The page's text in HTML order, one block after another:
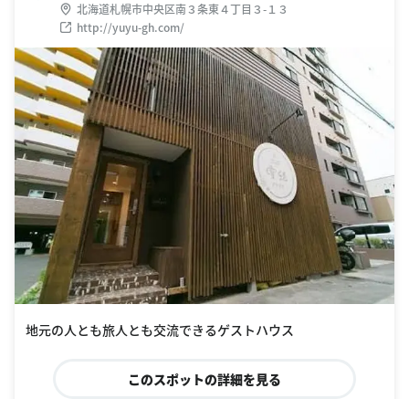
北海道札幌市中央区南３条東４丁目３-１３
http://yuyu-gh.com/
地元の人とも旅人とも交流できるゲストハウス
このスポットの詳細を見る